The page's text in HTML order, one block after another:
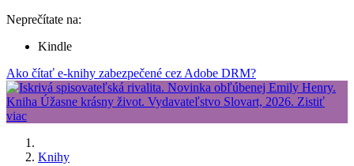
Neprečítate na:
Kindle
Ako čítať e-knihy zabezpečené cez Adobe DRM?
Knihy